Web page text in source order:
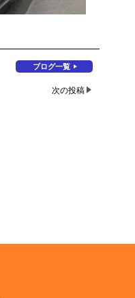
ブログ一覧
次の投稿